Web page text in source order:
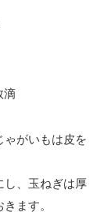
滴
がいもは皮を
し、玉ねぎは厚
ます。